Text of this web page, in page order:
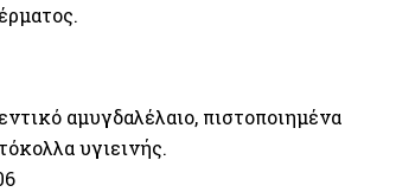
αμυγδαλέλαιο, πιστοποιημένα
υγιεινής.